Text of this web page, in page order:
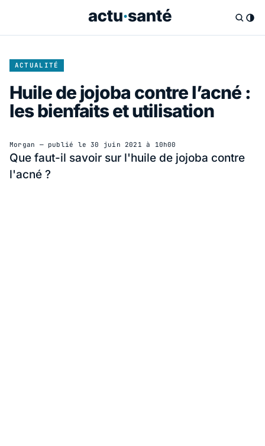
ACTUALITÉ
Huile de jojoba contre l’acné :
les bienfaits et utilisation
Morgan — publié le30 juin 2021 à 10h00
Que faut-il savoir sur l'huile de jojoba contre
l'acné ?